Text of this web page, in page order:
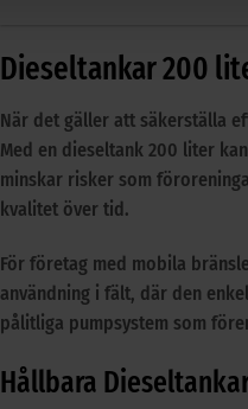
Dieseltankar 200
När det gäller att säkerställa
Med en dieseltank 200 liter
minskar risker som
kvalitet över tid.
För företag med mobila
användning i fält, där den
pålitliga pumpsystem som
Hållbara